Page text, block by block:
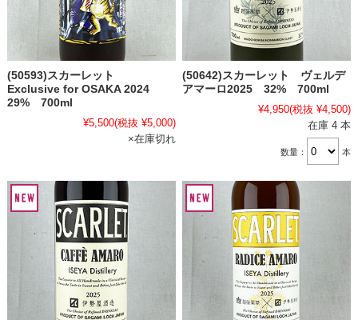
(50593)スカーレット
Exclusive for OSAKA 2024
29% 700ml
¥5,500(税抜 ¥5,000)
×在庫切れ
(50642)スカーレット ヴェルデ
アマーロ2025 32% 700ml
¥4,950(税抜 ¥4,500)
在庫 4 本
数量： 本